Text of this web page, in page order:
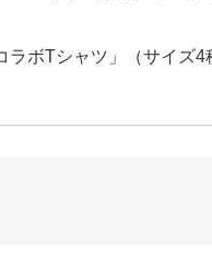
ボTシャツ」（サイズ